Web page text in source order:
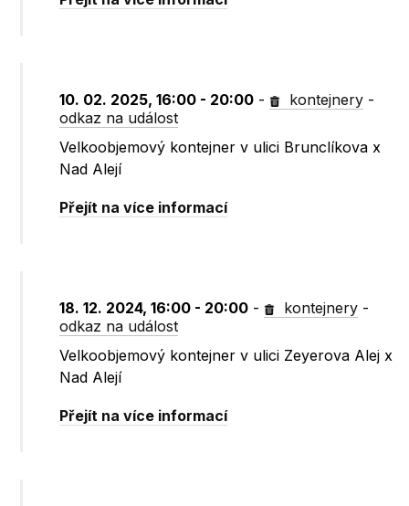
10. 02. 2025, 16:00 - 20:00 - kontejnery -
odkaz na událost
Velkoobjemový kontejner v ulici Brunclíkova x
Nad Alejí
Přejít na více informací
18. 12. 2024, 16:00 - 20:00 - kontejnery -
odkaz na událost
Velkoobjemový kontejner v ulici Zeyerova Alej x
Nad Alejí
Přejít na více informací